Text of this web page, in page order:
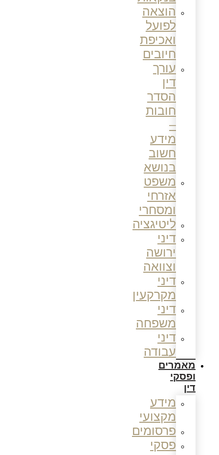
הוצאה
לפועל
ואכיפת
חיובים
עורך
דין
הסדר
חובות
מידע
חשוב
בנושא
משפט
אזרחי
ומסחרי
ליטיגציה
דיני
ירושה
וצוואה
דיני
מקרקעין
דיני
משפחה
דיני
עבודה
מאמרים
ופסקי
דין
מידע
מקצועי
פרסומים
פסקי